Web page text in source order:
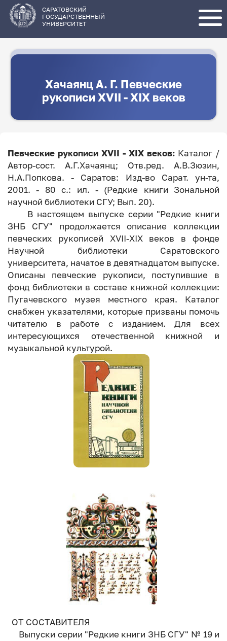
основному
содержанию
САРАТОВСКИЙ
ГОСУДАРСТВЕННЫЙ
УНИВЕРСИТЕТ
Хачаянц А. Г. Певческие
рукописи XVII - XIX веков
Певческие рукописи XVII - XIX веков: Каталог /
Автор-сост. А.Г.Хачаянц; Отв.ред. А.В.Зюзин,
Н.А.Попкова. - Саратов: Изд-во Сарат. ун-та,
2001. - 80 с.: ил. - (Редкие книги Зональной
научной библиотеки СГУ; Вып. 20).
В настоящем выпуске серии "Редкие книги
ЗНБ СГУ" продолжается описание коллекции
певческих рукописей XVII-XIX веков в фонде
Научной библиотеки Саратовского
университета, начатое в девятнадцатом выпуске.
Описаны певческие рукописи, поступившие в
фонд библиотеки в составе книжной коллекции:
Пугачевского музея местного края. Каталог
снабжен указателями, которые призваны помочь
читателю в работе с изданием. Для всех
интересующихся отечественной книжной и
музыкальной культурой.
ОТ СОСТАВИТЕЛЯ
Выпуски серии "Редкие книги ЗНБ СГУ" № 19 и